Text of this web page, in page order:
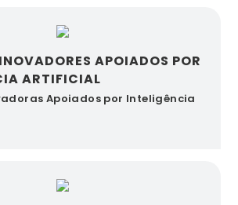
APOIADOS POR
ARTIFICIAL
Apoiados por Inteligência